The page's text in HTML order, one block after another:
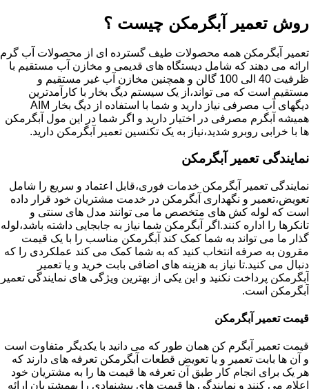
روش تعمیر آبگرمکن چیست ؟
تعمیر آبگرمکن همه محصولات طیف گسترده ای از محصولات آب گرم
ارائه می دهند که شامل دیستگاه های قدیمی و مخازن آب مستقیم با
ظرفیت 40 الی 100 گالن و همچنین مخازن آب غیر مستقیم و
مستقیم است که می تواند،از یک سیستم دیگ بخار با کارآمدترین
دیگهای آب مصرفی نیاز دارید و شما با استفاده از دیگ بخار AIM
همیشه آبگرم مصرفی در اختیار دارید و اگر شما در این مول آبگرمکن
ها با خرابی روبرو شدید،نیاز به یک تکنسین تعمیر آبگرمکن دارید.
نمایندگی تعمیر آبگرمکن
نمایندگی تعمیر آبگرمکن خدمات فوری،قابل اعتماد و سریع را شامل
تعویض،تعمیر و نگهداری آبگرمکن در خدمت مشتریان خود قرار داده
است که لوله کش های متخصص ما می توانند مدل های سنتی و
تانکرها را اداره کنند.اگر آبگرمکن شما نیاز به جابجایی داشته باشد،لوله
گذار ما می تواند به شما کمک کند آبگرمکن مناسب را با یک قیمت
مقرون به صرفه انتخاب کنید که به شما کمک می کند عملکردی را که
دنبال می کنید.تا نیاز به هزینه های اضافی بابت خرید و یا تعمیر
آبگرمکن پرداخت نکنید و این یکی از بهترین ویژگی های نمایندگی تعمیر
آبگرمکن است.
قیمت تعمیر آبگرمکن
قیمت تعمیر آبگرم کن همان طور که می دانید با یکدیگر متفاوت است
و آن ها بابت تعمیر و یا تعویض قطعات آبگرمکن تعرفه های دارند که
هر یک برای انجام کار طبق آن تعرفه ها قیمت ها را به مشتریان خود
اعلام می کنند و نمایندگی ها قیمت های پیشنهادی را بهمشتریان ارائه